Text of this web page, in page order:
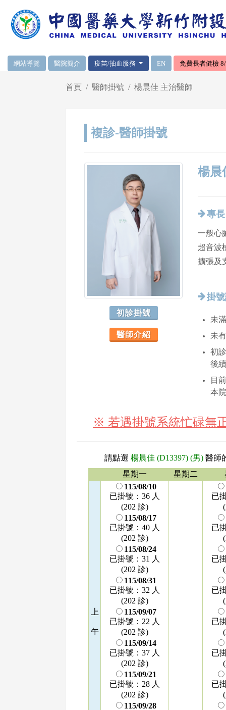
網頁頂端重要消息及連結
網站導覽 醫院簡介 疫苗/抽血服務 EN 免費長者健檢
首頁 醫師掛號 楊晨佳 主治醫師
複診-醫師掛號
初診掛號
醫師介紹
楊晨
專長
一般心
超音波
擴張及
掛
未
未
初
後
目
本
※ 若遇掛號系統忙碌無
請點選 楊晨佳 (D13397) (男) 醫師